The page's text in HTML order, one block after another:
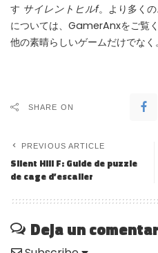
す サイレントヒルf。より多く
については、GamerAnxをご覧
他の素晴らしいゲームだけでなく。
SHARE ON
PREVIOUS ARTICLE
Silent Hill F: Guide de puzzle
de cage d’escalier
Deja un